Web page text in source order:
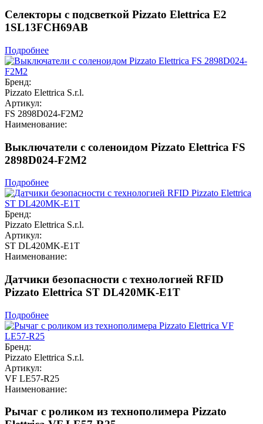
Селекторы с подсветкой Pizzato Elettrica E2
1SL13FCH69AB
Подробнее
Бренд:
Pizzato Elettrica S.r.l.
Артикул:
FS 2898D024-F2M2
Наименование:
Выключатели с соленоидом Pizzato Elettrica FS
2898D024-F2M2
Подробнее
Бренд:
Pizzato Elettrica S.r.l.
Артикул:
ST DL420MK-E1T
Наименование:
Датчики безопасности с технологией RFID
Pizzato Elettrica ST DL420MK-E1T
Подробнее
Бренд:
Pizzato Elettrica S.r.l.
Артикул:
VF LE57-R25
Наименование:
Рычаг с роликом из технополимера Pizzato